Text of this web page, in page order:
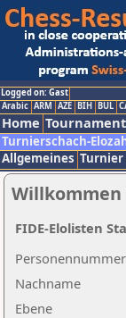
Logged on: Gast
Arabic ARM AZE BIH BUL
Home
Turnierschach-
Allgemeines Turnier
Willkommen
Nachname
Ebene
Personennummer
FIDE-Elolisten